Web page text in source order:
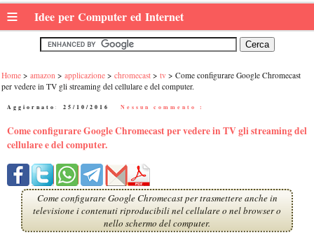
≡ Idee per Computer ed Internet
Home amazon applicazione chromecast tv
Come configurare Google Chromecast
per vedere in TV gli streaming del cellulare e del computer.
Aggiornato: 25/10/2016 Nessun commento :
Come configurare Google Chromecast per vedere in TV gli streaming del
cellulare e del computer.
Come configurare Google Chromecast per trasmettere anche in
televisione i contenuti riproducibili nel cellulare o nel browser o
nello schermo del computer.